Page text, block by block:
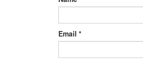
Email *